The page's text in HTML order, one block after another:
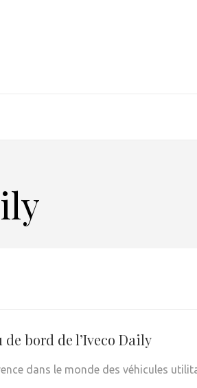
bord de l’Iveco Daily
dans le monde des véhicules